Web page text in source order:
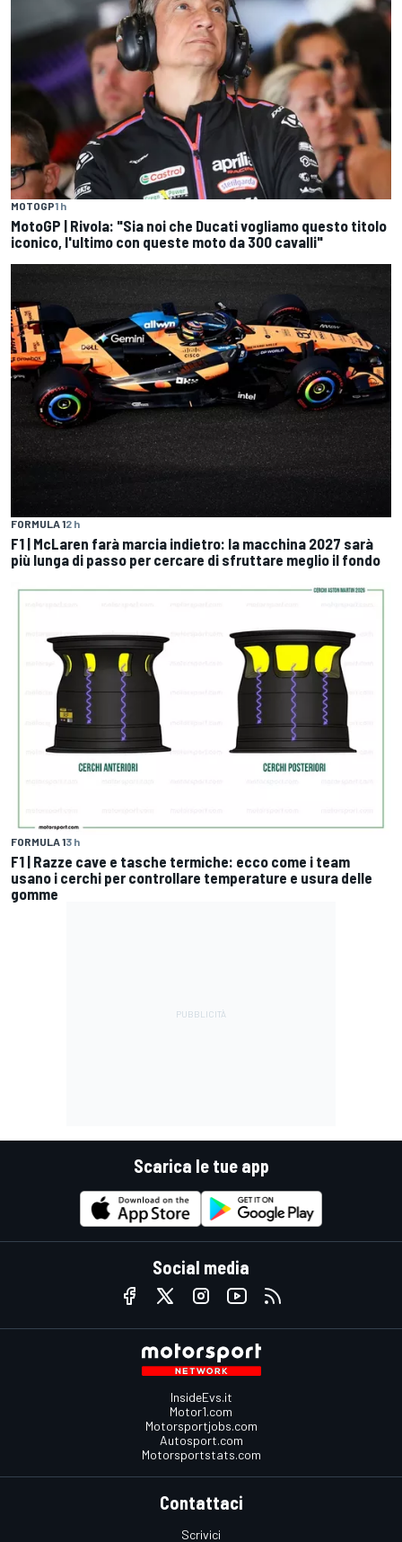
MOTOGP1 h
MotoGP | Rivola: "Sia noi che Ducati vogliamo questo titolo
iconico, l'ultimo con queste moto da 300 cavalli"
FORMULA 12 h
F1 | McLaren farà marcia indietro: la macchina 2027 sarà
più lunga di passo per cercare di sfruttare meglio il fondo
FORMULA 13 h
F1 | Razze cave e tasche termiche: ecco come i team
usano i cerchi per controllare temperature e usura delle
gomme
Scarica le tue app
Social media
InsideEvs.it
Motor1.com
Motorsportjobs.com
Autosport.com
Motorsportstats.com
Contattaci
Scrivici